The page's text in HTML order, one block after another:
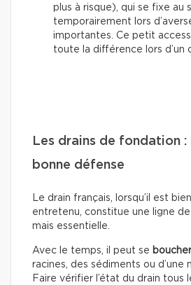
plus à risque), qui se fixe au
temporairement lors
importantes. Ce petit
toute la différence lors d’un
Les drains de fondation :
bonne défense
Le drain français, lorsqu’il est
entretenu, constitue une ligne
mais essentielle.
Avec le temps, il peut se boucher
racines, des sédiments ou d’une
Faire vérifier l’état du drain tous